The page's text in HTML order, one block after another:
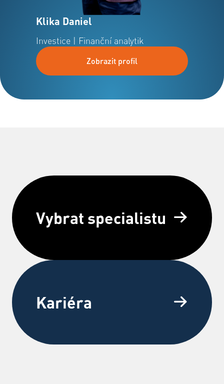
Klika Daniel
Investice | Finanční analytik
Zobrazit profil
Vybrat specialistu
Kariéra